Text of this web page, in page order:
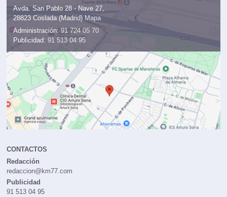
Avda. San Pablo 28 - Nave 27,
28823 Coslada (Madrid) Mapa
Administración: 91 724 05 70
Publicidad: 91 513 04 95
CONTACTOS
Redacción
redaccion@km77.com
Publicidad
91 513 04 95